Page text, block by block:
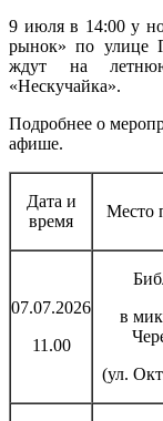
9 июля в 14:00 у
рынок» по улице
ждут на
«Нескучайка».
Подробнее о
афише.
Дата и
время
Место
07.07.2026
11.00
в
(ул.